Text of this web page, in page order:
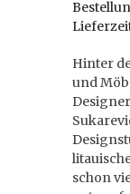
Hinter
und
schon